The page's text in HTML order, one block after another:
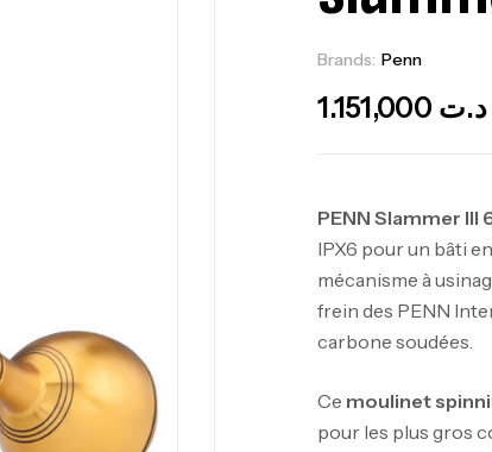
Brands: Penn
د.ت 1.151,000
PENN Slammer III
IPX6 pour un bâti
mécanisme à
frein des PENN
carbone soudées.
Ce moulinet
pour les plus gros